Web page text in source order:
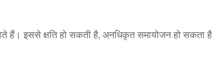
हैं। इससे क्षति हो सकती है, अनधिकृत समायोजन हो सकता